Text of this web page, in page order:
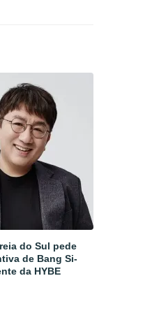
do Sul pede
de Bang Si-
da HYBE